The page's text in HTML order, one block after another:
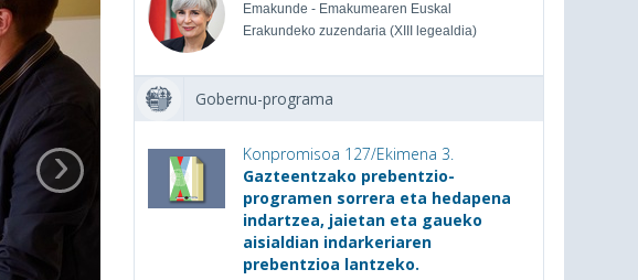
›
Emakunde - Emakumearen Euskal
Erakundeko zuzendaria (XIII legealdia)
Gobernu-programa
Konpromisoa 127/Ekimena 3.
Gazteentzako prebentzio-
programen sorrera eta hedapena
indartzea, jaietan eta gaueko
aisialdian indarkeriaren
prebentzioa lantzeko.